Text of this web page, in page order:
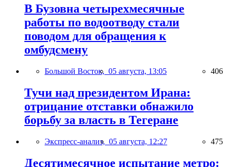
В Бузовна четырехмесячные
работы по водоотводу стали
поводом для обращения к
омбудсмену
Большой Восток, 05 августа, 13:05 406
Тучи над президентом Ирана:
отрицание отставки обнажило
борьбу за власть в Тегеране
Экспресс-анализ, 05 августа, 12:27 475
Десятимесячное испытание метро: